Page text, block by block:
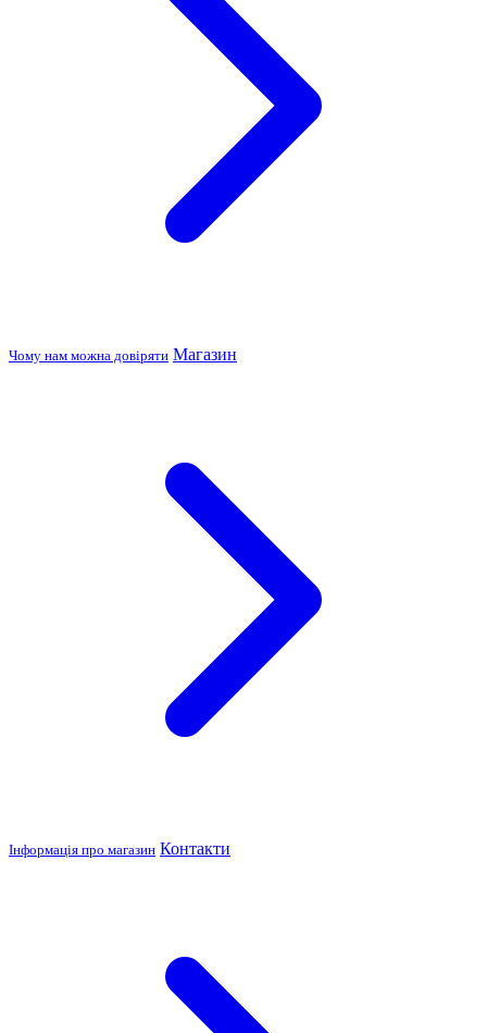
Чому нам можна довіряти Магазин
Інформація про магазин Контакти